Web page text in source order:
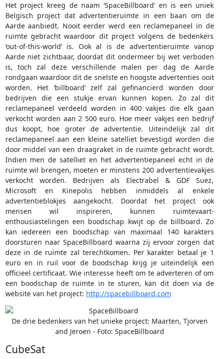
Het project kreeg de naam ‘SpaceBillboard’ en is een uniek
Belgisch project dat advertentieruimte in een baan om de
Aarde aanbiedt. Nooit eerder werd een reclamepaneel in de
ruimte gebracht waardoor dit project volgens de bedenkers
‘out-of-this-world’ is. Ook al is de advertentieruimte vanop
Aarde niet zichtbaar, doordat dit ondermeer bij wet verboden
is, toch zal deze verschillende malen per dag de Aarde
rondgaan waardoor dit de snelste en hoogste advertenties ooit
worden. Het ‘billboard’ zelf zal gefinancierd worden door
bedrijven die een stukje ervan kunnen kopen. Zo zal dit
reclamepaneel verdeeld worden in 400 vakjes die elk gaan
verkocht worden aan 2 500 euro. Hoe meer vakjes een bedrijf
dus koopt, hoe groter de advertentie. Uiteindelijk zal dit
reclamepaneel aan een kleine satelliet bevestigd worden die
door middel van een draagraket in de ruimte gebracht wordt.
Indien men de satelliet en het advertentiepaneel echt in de
ruimte wil brengen, moeten er minstens 200 advertentievakjes
verkocht worden. Bedrijven als Electrabel & GDF Suez,
Microsoft en Kinepolis hebben inmiddels al enkele
advertentieblokjes aangekocht. Doordat het project ook
mensen wil inspireren, kunnen ruimtevaart-
enthousiastelingen een boodschap kwijt op de billboard. Zo
kan iedereen een boodschap van maximaal 140 karakters
doorsturen naar SpaceBillboard waarna zij ervoor zorgen dat
deze in de ruimte zal terechtkomen. Per karakter betaal je 1
euro en in ruil voor de boodschap krijg je uiteindelijk een
officieel certificaat. Wie interesse heeft om te adverteren of om
een boodschap de ruimte in te sturen, kan dit doen via de
website van het project: http://spacebillboard.com
De drie bedenkers van het unieke project: Maarten, Tjorven
and Jeroen - Foto: SpaceBillboard
CubeSat